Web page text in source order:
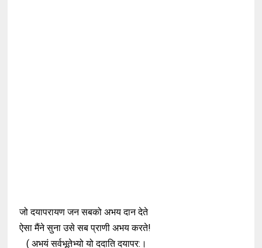
जो दयापरायण जन सबको अभय दान देते
ऐसा मैंने सुना उसे सब प्राणी अभय करते!
( अभयं सर्वभूतेभ्यो यो ददाति दयापर:।